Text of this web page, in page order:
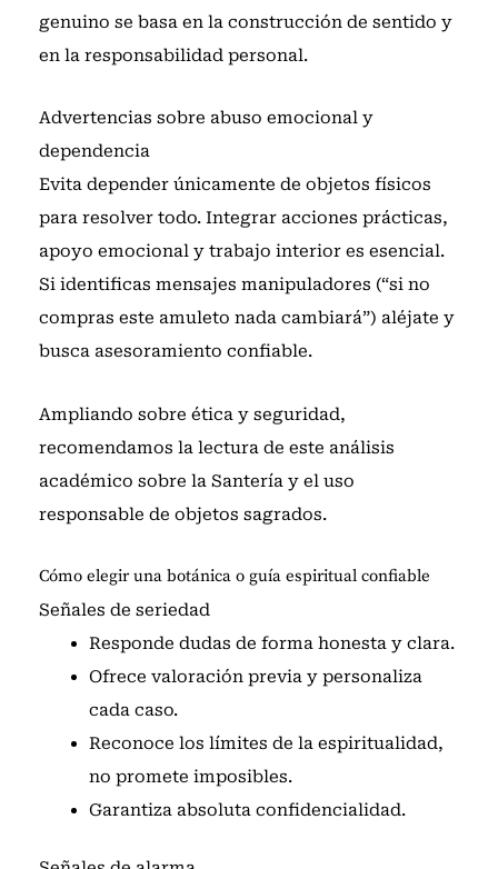
genuino se basa en la construcción de sentido y
en la responsabilidad personal.
Advertencias sobre abuso emocional y
dependencia
Evita depender únicamente de objetos físicos
para resolver todo. Integrar acciones prácticas,
apoyo emocional y trabajo interior es esencial.
Si identificas mensajes manipuladores (“si no
compras este amuleto nada cambiará”) aléjate y
busca asesoramiento confiable.
Ampliando sobre ética y seguridad,
recomendamos la lectura de este análisis
académico sobre la Santería y el uso
responsable de objetos sagrados.
Cómo elegir una botánica o guía espiritual confiable
Señales de seriedad
Responde dudas de forma honesta y clara.
Ofrece valoración previa y personaliza
cada caso.
Reconoce los límites de la espiritualidad,
no promete imposibles.
Garantiza absoluta confidencialidad.